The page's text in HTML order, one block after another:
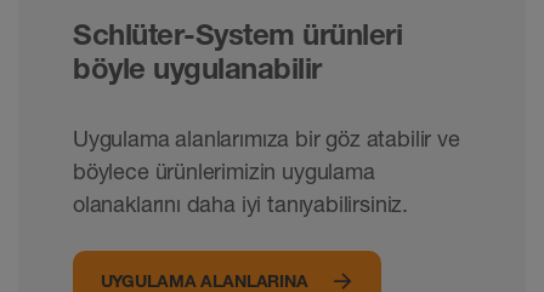
Schlüter-System ürünleri
böyle uygulanabilir
Uygulama alanlarımıza bir göz atabilir ve
böylece ürünlerimizin uygulama
olanaklarını daha iyi tanıyabilirsiniz.
UYGULAMA ALANLARINA